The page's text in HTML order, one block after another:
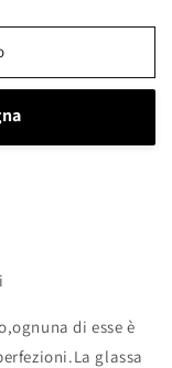
di esse è
glassa